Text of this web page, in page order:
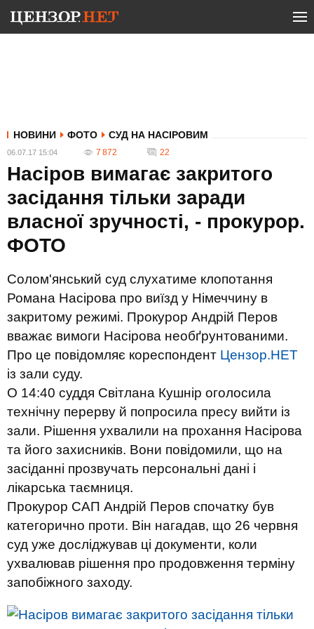
НОВИНИ ФОТО СУД НА НАСІРОВИМ
06.07.17 15:04 7 872 22
Насіров вимагає закритого
засідання тільки заради
власної зручності, - прокурор.
ФОТО
Солом'янський суд слухатиме клопотання
Романа Насірова про виїзд у Німеччину в
закритому режимі. Прокурор Андрій Перов
вважає вимоги Насірова необґрунтованими.
Про це повідомляє кореспондент Цензор.НЕТ
із зали суду.
О 14:40 суддя Світлана Кушнір оголосила
технічну перерву й попросила пресу вийти із
зали. Рішення ухвалили на прохання Насірова
та його захисників. Вони повідомили, що на
засіданні прозвучать персональні дані і
лікарська таємниця.
Прокурор САП Андрій Перов спочатку був
категорично проти. Він нагадав, що 26 червня
суд уже досліджував ці документи, коли
ухвалював рішення про продовження терміну
запобіжного заходу.